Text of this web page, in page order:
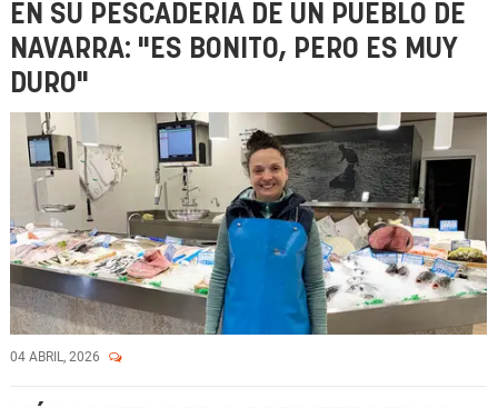
EN SU PESCADERÍA DE UN PUEBLO DE
NAVARRA: "ES BONITO, PERO ES MUY
DURO"
04 ABRIL, 2026